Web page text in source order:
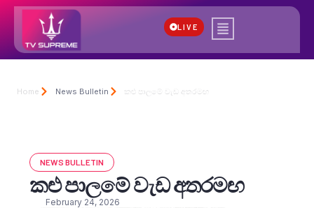
LIVE
Home News Bulletin කළු පාලමේ වැඩ අතරමඟ
NEWS BULLETIN
කළු පාලමේ වැඩ අතරමඟ
February 24, 2026